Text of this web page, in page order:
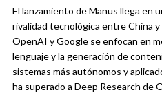
El lanzamiento de Manus llega en
rivalidad tecnológica entre China
OpenAI y Google se enfocan en
lenguaje y la generación de
sistemas más autónomos y
ha superado a Deep Research de